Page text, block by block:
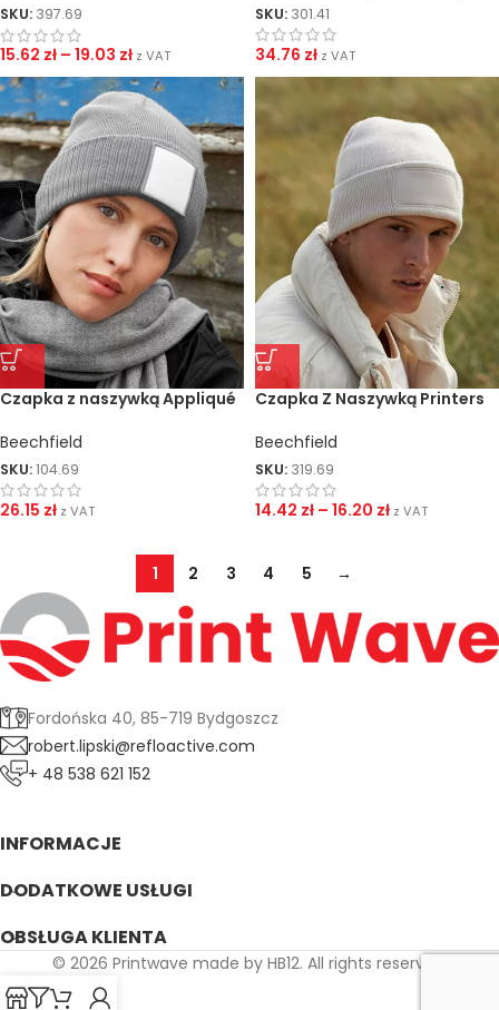
SKU: 397.69
15.62 zł – 19.03 zł z VAT
SKU: 301.41
34.76 zł z VAT
Czapka z naszywką Appliqué
Beechfield
SKU:104.69
26.15 zł z VAT
Czapka Z Naszywką Printers
Beechfield
SKU: 319.69
14.42 zł – 16.20 zł z VAT
1 2 3 4 5 →
Fordońska 40, 85-719 Bydgoszcz
robert.lipski@refloactive.com
+ 48 538 621 152
INFORMACJE
DODATKOWE USŁUGI
OBSŁUGA KLIENTA
© 2026 Printwave made by HB12. All rights reserved.